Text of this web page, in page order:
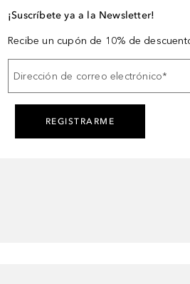
¡Suscríbete ya a la Newsletter!
Recibe un cupón de 10% de
Dirección de correo electrónico*
REGISTRARME